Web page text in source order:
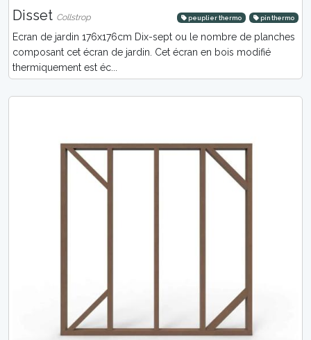
Disset Collstrop peuplier thermo pin thermo
Ecran de jardin 176x176cm Dix-sept ou le nombre de planches
composant cet écran de jardin. Cet écran en bois modifié
thermiquement est éc...